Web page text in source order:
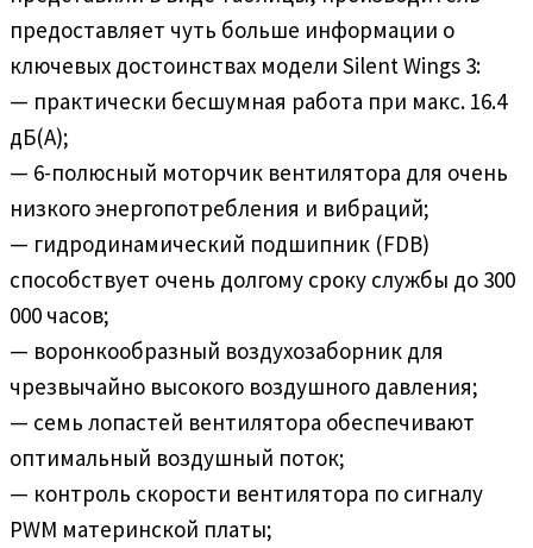
предоставляет чуть больше информации о
ключевых достоинствах модели Silent Wings 3:
— практически бесшумная работа при макс. 16.4
дБ(A);
— 6-полюсный моторчик вентилятора для очень
низкого энергопотребления и вибраций;
— гидродинамический подшипник (FDB)
способствует очень долгому сроку службы до 300
000 часов;
— воронкообразный воздухозаборник для
чрезвычайно высокого воздушного давления;
— семь лопастей вентилятора обеспечивают
оптимальный воздушный поток;
— контроль скорости вентилятора по сигналу
PWM материнской платы;